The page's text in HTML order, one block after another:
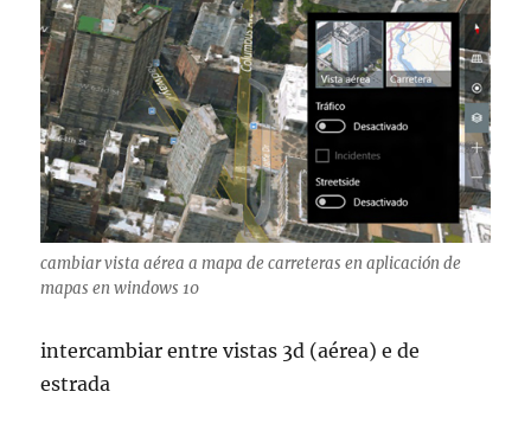
cambiar vista aérea a mapa de carreteras en aplicación de
mapas en windows 10
intercambiar entre vistas 3d (aérea) e de
estrada